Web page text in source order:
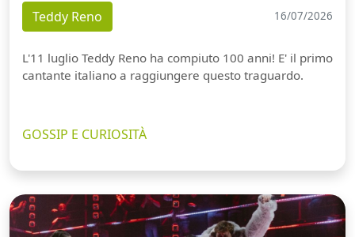
Teddy Reno 16/07/2026
L'11 luglio Teddy Reno ha compiuto 100 anni! E' il primo
cantante italiano a raggiungere questo traguardo.
GOSSIP E CURIOSITÀ